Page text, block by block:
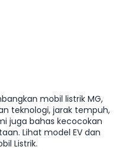
mobil listrik MG,
teknologi, jarak tempuh,
juga bahas kecocokan
Lihat model EV dan
Listrik.